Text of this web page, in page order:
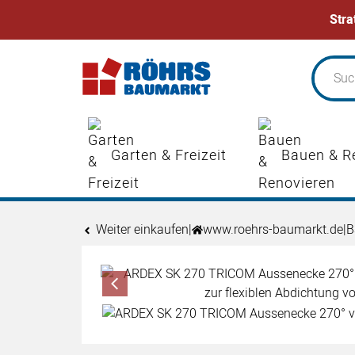
Zum Hauptinhalt springen
Garten & Freizeit Bauen &
Weiter einkaufen| www.roehrs-baumarkt.de|
Produktgalerie
Zur Kaufbox springen